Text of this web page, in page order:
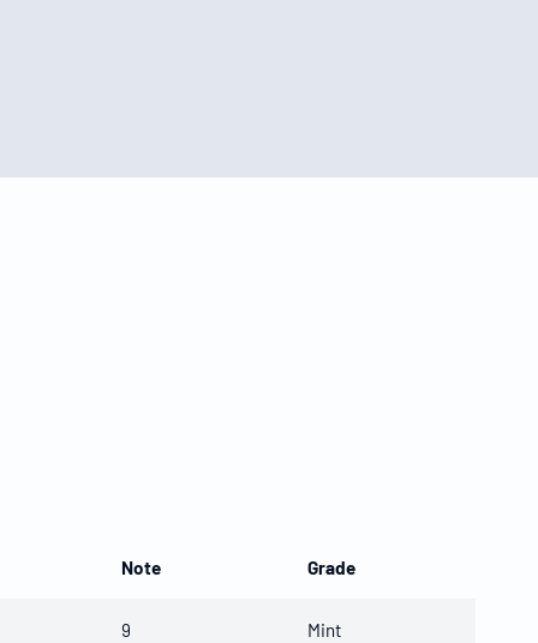
Note Grade
9 Mint